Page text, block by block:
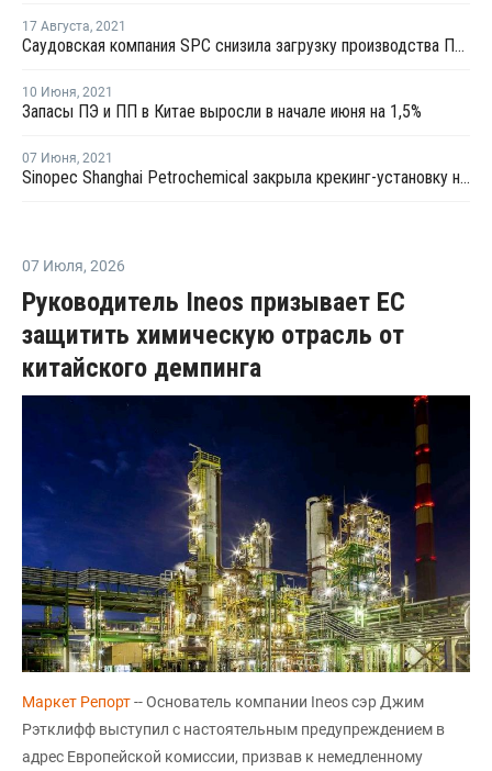
17 Августа, 2021
Саудовская компания SPC снизила загрузку производства ПП в Аль-Джубайле
10 Июня, 2021
Запасы ПЭ и ПП в Китае выросли в начале июня на 1,5%
07 Июня, 2021
Sinopec Shanghai Petrochemical закрыла крекинг-установку на внеплановый ремонт
07 Июля, 2026
Руководитель Ineos призывает ЕС
защитить химическую отрасль от
китайского демпинга
Маркет Репорт-- Основатель компании Ineos сэр Джим
Рэтклифф выступил с настоятельным предупреждением в
адрес Европейской комиссии, призвав к немедленному